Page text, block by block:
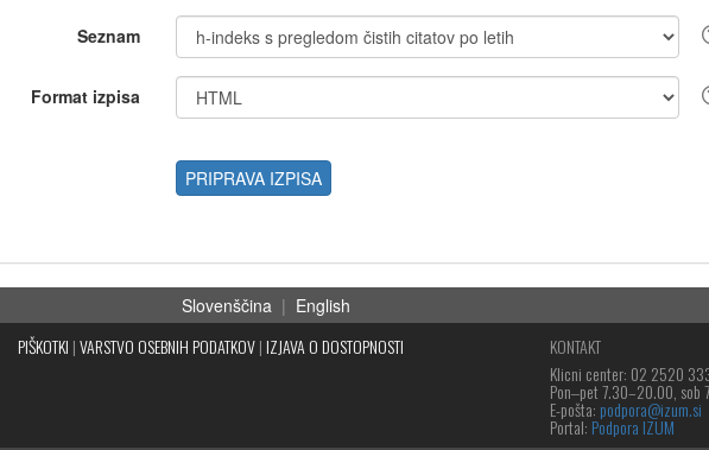
Seznam
Format izpisa
PRIPRAVA IZPISA
Slovenščina | English
PIŠKOTKI |VARSTVO OSEBNIH PODATKOV| IZJAVA O DOSTOPNOSTI
KONTAKT
Klicni center: 02 2520
Pon‒pet 7.30–20.00, sob
E-pošta: podpora@izum.si
Portal: Podpora IZUM